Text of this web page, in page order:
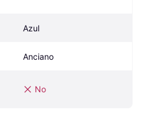
Azul
Anciano
No